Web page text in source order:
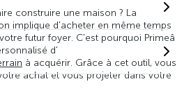
construire une maison ? La
implique d'acheter en même temps
futur foyer. C'est pourquoi Primeâ
d'
à acquérir. Grâce à cet outil, vous
achat et vous projeter dans votre